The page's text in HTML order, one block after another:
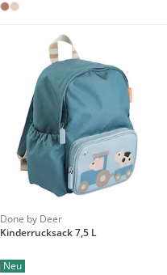
Done by Deer
Kinderrucksack 7,5 L
Neu